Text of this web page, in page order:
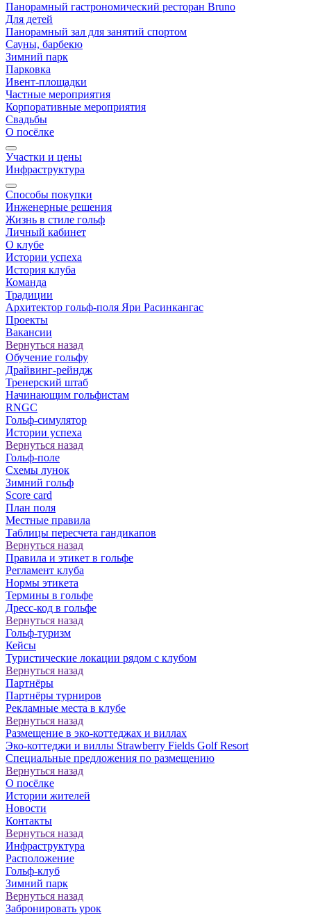
Панорамный гастрономический ресторан Bruno
Для детей
Панорамный зал для занятий спортом
Сауны, барбекю
Зимний парк
Парковка
Ивент-площадки
Частные мероприятия
Корпоративные мероприятия
Свадьбы
О посёлке
Участки и цены
Инфраструктура
Способы покупки
Инженерные решения
Жизнь в стиле гольф
Личный кабинет
О клубе
Истории успеха
История клуба
Команда
Традиции
Архитектор гольф-поля Яри Расинкангас
Проекты
Вакансии
Вернуться назад
Обучение гольфу
Драйвинг-рейндж
Тренерский штаб
Начинающим гольфистам
RNGC
Гольф-симулятор
Истории успеха
Вернуться назад
Гольф-поле
Схемы лунок
Зимний гольф
Score card
План поля
Местные правила
Таблицы пересчета гандикапов
Вернуться назад
Правила и этикет в гольфе
Регламент клуба
Нормы этикета
Термины в гольфе
Дресс-код в гольфе
Вернуться назад
Гольф-туризм
Кейсы
Туристические локации рядом с клубом
Вернуться назад
Партнёры
Партнёры турниров
Рекламные места в клубе
Вернуться назад
Размещение в эко-коттеджах и виллах
Эко-коттеджи и виллы Strawberry Fields Golf Resort
Специальные предложения по размещению
Вернуться назад
О посёлке
Истории жителей
Новости
Контакты
Вернуться назад
Инфраструктура
Расположение
Гольф-клуб
Зимний парк
Вернуться назад
Забронировать урок